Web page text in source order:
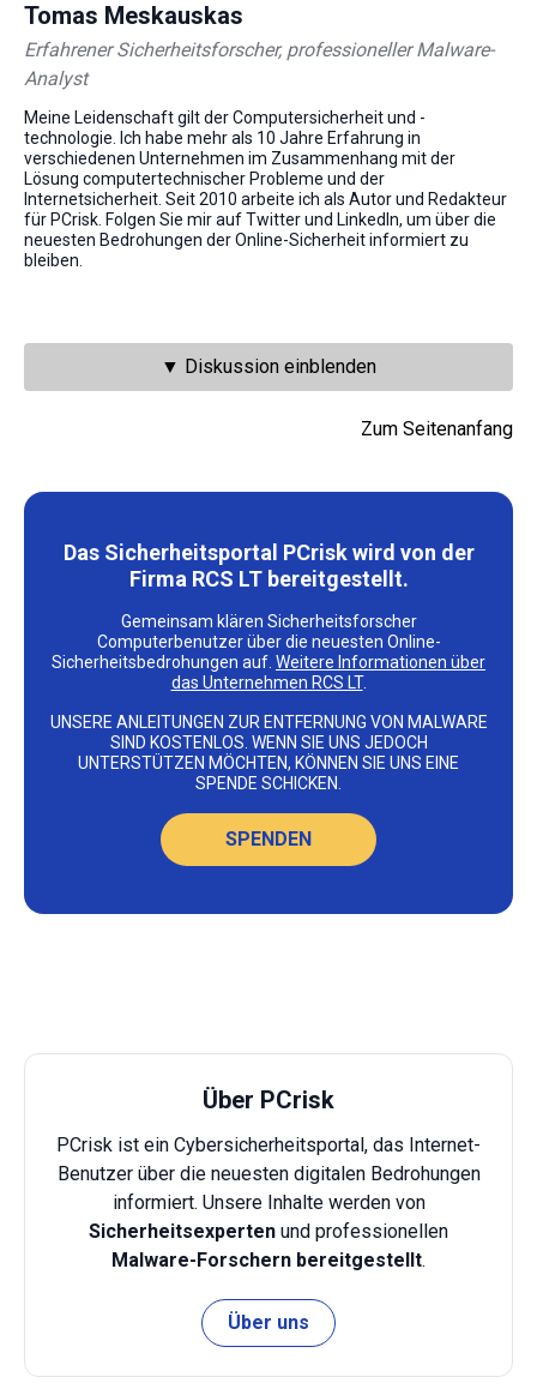
Tomas Meskauskas
Erfahrener Sicherheitsforscher, professioneller Malware-
Analyst
Meine Leidenschaft gilt der Computersicherheit und -
technologie. Ich habe mehr als 10 Jahre Erfahrung in
verschiedenen Unternehmen im Zusammenhang mit der
Lösung computertechnischer Probleme und der
Internetsicherheit. Seit 2010 arbeite ich als Autor und Redakteur
für PCrisk. Folgen Sie mir auf Twitter und LinkedIn, um über die
neuesten Bedrohungen der Online-Sicherheit informiert zu
bleiben.
▼ Diskussion einblenden
Zum Seitenanfang
Das Sicherheitsportal PCrisk wird von der
Firma RCS LT bereitgestellt.
Gemeinsam klären Sicherheitsforscher
Computerbenutzer über die neuesten Online-
Sicherheitsbedrohungen auf. Weitere Informationen über
das Unternehmen RCS LT.
UNSERE ANLEITUNGEN ZUR ENTFERNUNG VON MALWARE
SIND KOSTENLOS. WENN SIE UNS JEDOCH
UNTERSTÜTZEN MÖCHTEN, KÖNNEN SIE UNS EINE
SPENDE SCHICKEN.
SPENDEN
Über PCrisk
PCrisk ist ein Cybersicherheitsportal, das Internet-
Benutzer über die neuesten digitalen Bedrohungen
informiert. Unsere Inhalte werden von
Sicherheitsexperten und professionellen
Malware-Forschern bereitgestellt.
Über uns